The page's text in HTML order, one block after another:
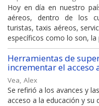
Hoy en día en nuestro
aéreos, dentro de los
turistas, taxis aéreos,
específicos como lo son, la
Herramientas de
incrementar el acceso
Vea, Alex
Se refirió a los avances y
acceso a la educación y su